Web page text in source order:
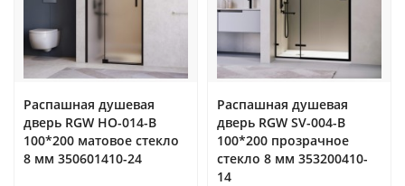
Распашная душевая
дверь RGW HO-014-B
100*200 матовое стекло
8 мм 350601410-24
Распашная душевая
дверь RGW SV-004-B
100*200 прозрачное
стекло 8 мм 353200410-
14